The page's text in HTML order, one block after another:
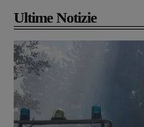
Ultime Notizie